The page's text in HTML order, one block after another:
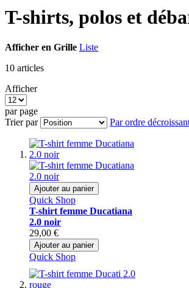
T-shirts, polos et
Afficher en Grille Liste
10 articles
Afficher
par page
Trier par
Par ordre
Ajouter au panier
Quick Shop
T-shirt femme Ducatiana
2.0 noir
29,00 €
Ajouter au panier
Quick Shop